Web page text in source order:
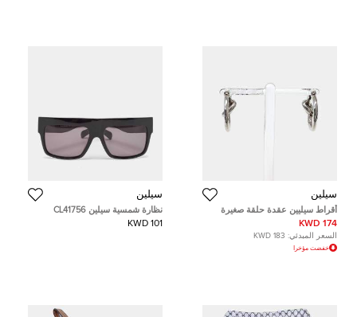
سيلين
أقراط سيليين عقدة حلقة صغيرة
174 KWD
السعر المبدئي: 183 KWD
خفضت مؤخرا
سيلين
نظارة شمسية سيلين CL41756
مستطيلة بلاك/جري ZZ توب
101 KWD